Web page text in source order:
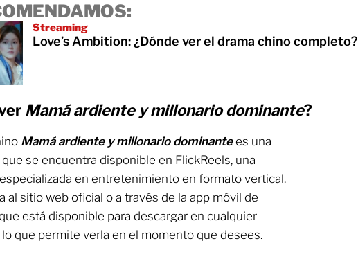
Streaming
Love’s Ambition: ¿Dónde ver el drama chino completo?
Mamá ardiente y millonario dominante?
Mamá ardiente y millonario dominantees una
se encuentra disponible en FlickReels, una
en entretenimiento en formato vertical.
al sitio web oficial o a través de la app móvil de
está disponible para descargar en cualquier
que permite verla en el momento que desees.